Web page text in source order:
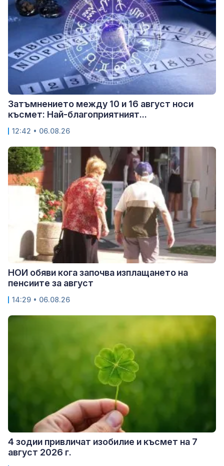
Затъмнението между 10 и 16 август носи
късмет: Най-благоприятният...
12:42 • 06.08.26
НОИ обяви кога започва изплащането на
пенсиите за август
14:29 • 06.08.26
4 зодии привличат изобилие и късмет на 7
август 2026 г.